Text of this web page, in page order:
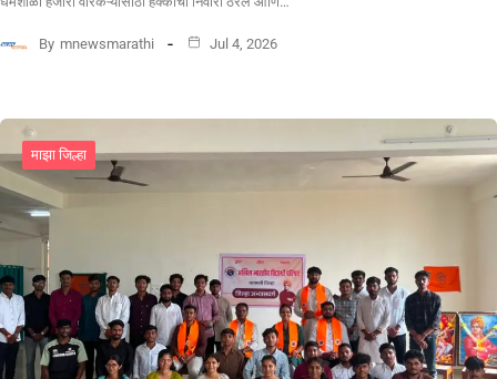
By mnewsmarathi Jul 4, 2026
माझा जिल्हा